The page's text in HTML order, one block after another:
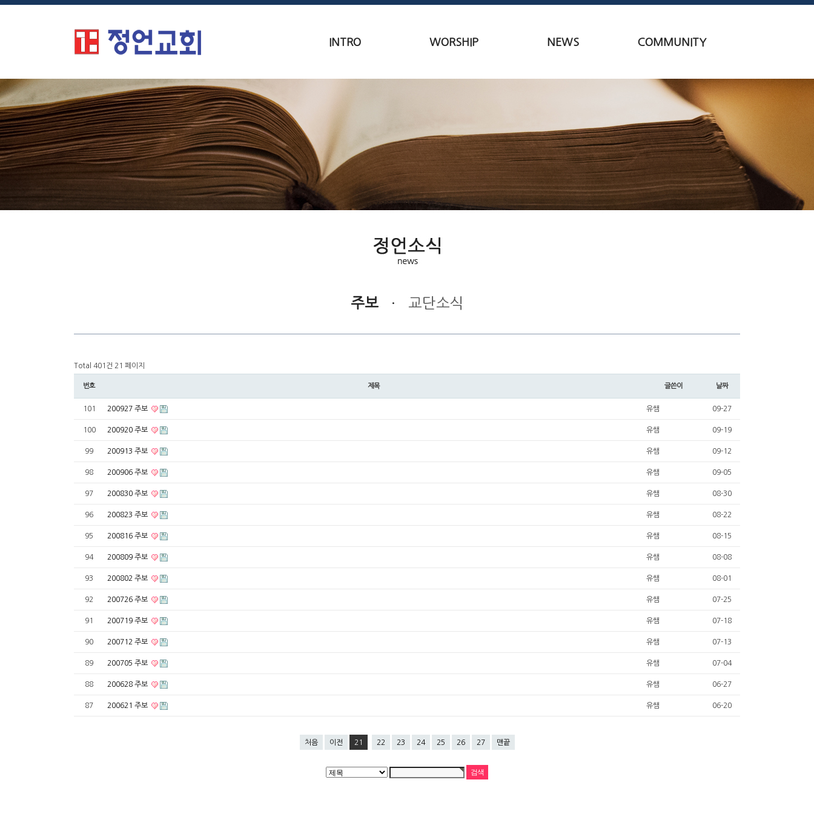
INTRO WORSHIP NEWS COMMUNITY
주보· 교단소식
Total 401건 21 페이지
번호 제목 글쓴이 날짜
101 200927 주보 유쌤 09-27
100 200920 주보 유쌤 09-19
99 200913 주보 유쌤 09-12
98 200906 주보 유쌤 09-05
97 200830 주보 유쌤 08-30
96 200823 주보 유쌤 08-22
95 200816 주보 유쌤 08-15
94 200809 주보 유쌤 08-08
93 200802 주보 유쌤 08-01
92 200726 주보 유쌤 07-25
91 200719 주보 유쌤 07-18
90 200712 주보 유쌤 07-13
89 200705 주보 유쌤 07-04
88 200628 주보 유쌤 06-27
87 200621 주보 유쌤 06-20
처음 이전 21 22 23 24 25 26 27 맨끝